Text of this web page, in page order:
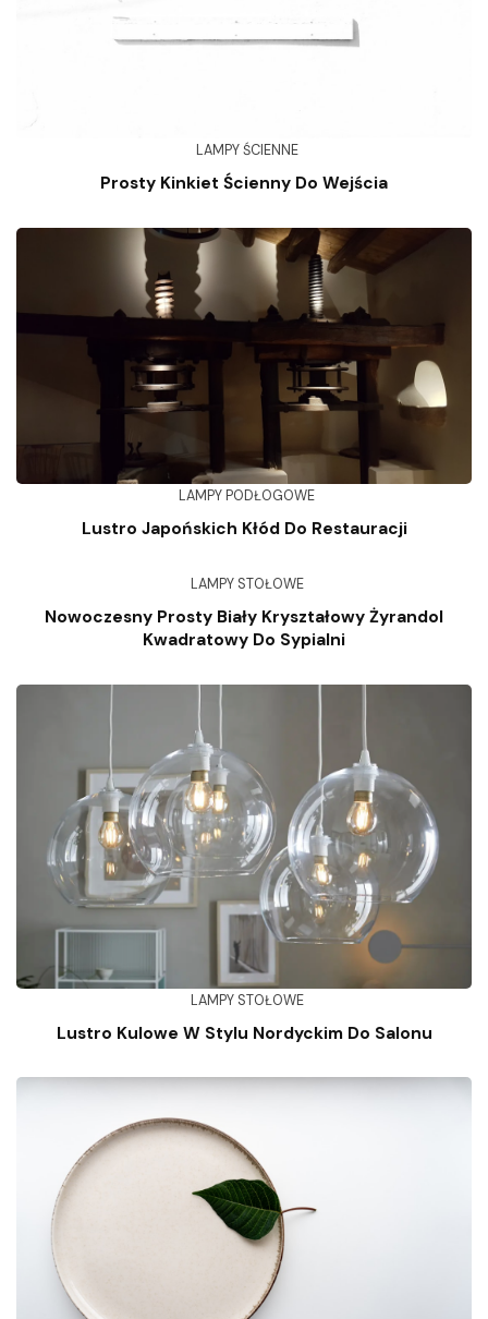
LAMPY ŚCIENNE
Prosty Kinkiet Ścienny Do Wejścia
LAMPY PODŁOGOWE
Lustro Japońskich Kłód Do Restauracji
LAMPY STOŁOWE
Nowoczesny Prosty Biały Kryształowy Żyrandol
Kwadratowy Do Sypialni
LAMPY STOŁOWE
Lustro Kulowe W Stylu Nordyckim Do Salonu